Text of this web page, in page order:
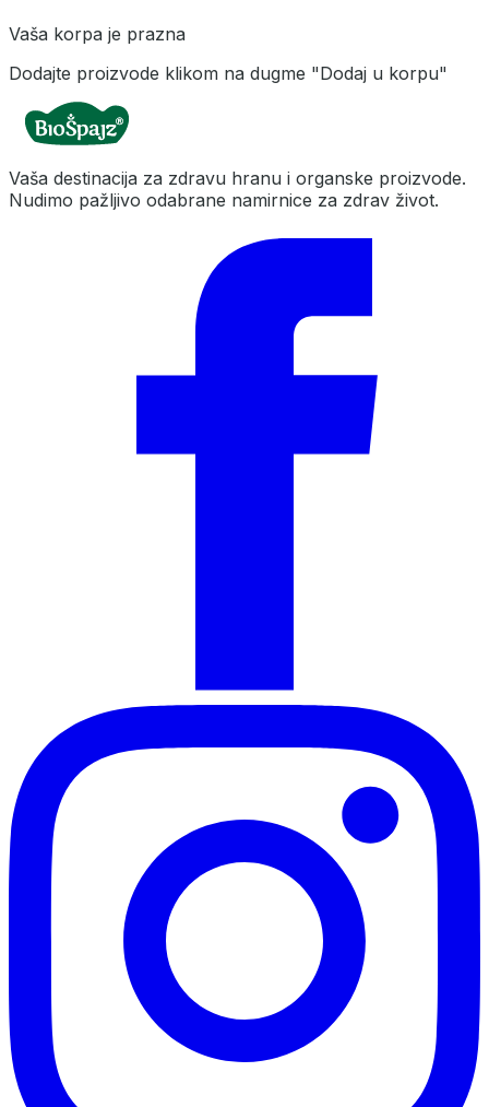
Vaša korpa je prazna
Dodajte proizvode klikom na dugme "Dodaj u korpu"
Vaša destinacija za zdravu hranu i organske proizvode.
Nudimo pažljivo odabrane namirnice za zdrav život.